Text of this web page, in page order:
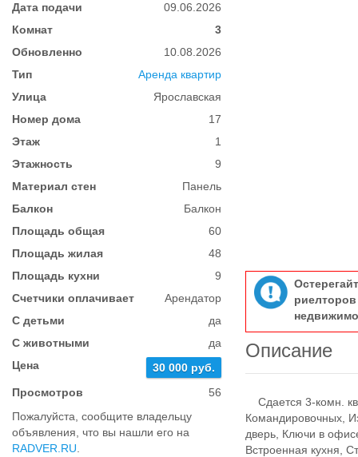
Дата подачи
09.06.2026
Комнат
3
Обновленно
10.08.2026
Тип
Аренда квартир
Улица
Ярославская
Номер дома
17
Этаж
1
Этажность
9
Материал стен
Панель
Балкон
Балкон
Площадь общая
60
Площадь жилая
48
Площадь кухни
9
Счетчики оплачивает
Арендатор
С детьми
да
С животными
да
Цена
30 000 руб.
Просмотров
56
Пожалуйста, сообщите владельцу
объявления, что вы нашли его на
RADVER.RU
Описание
Сдается 3-комн.
Командировочных,
дверь, Ключи в
Встроенная кухня,